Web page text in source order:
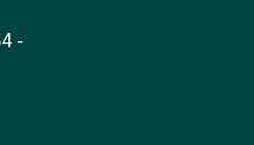
-